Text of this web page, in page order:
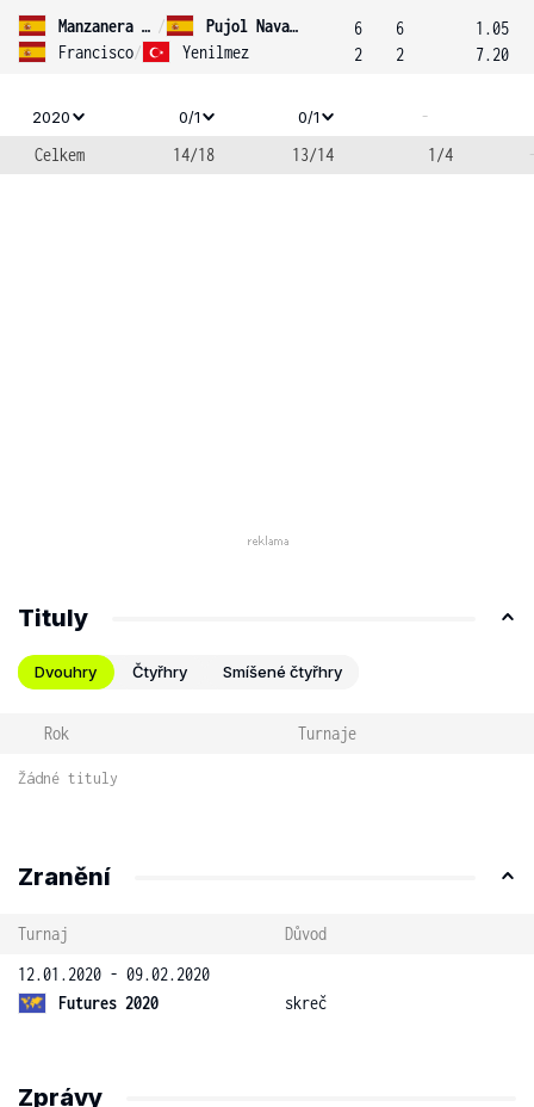
Manzanera Pertusa /
Pujol Navarro
Francisco/ Yenilmez
6
2
6
2
1.05
7.20
2020 0/1 0/1
-
Celkem
14/18 13/14 1/4
Tituly
Dvouhry Čtyřhry Smíšené čtyřhry
Rok Turnaje
Žádné tituly
Zranění
Turnaj
Důvod
12.01.2020 - 09.02.2020
Futures 2020
skreč
Zprávy